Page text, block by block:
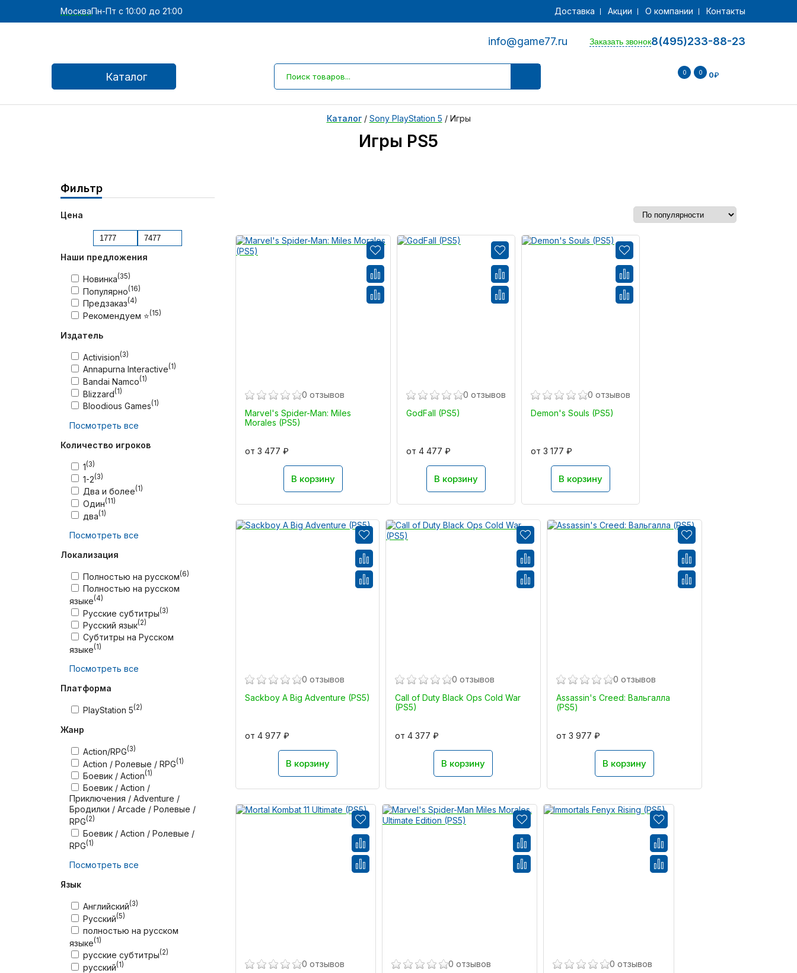
МоскваПн-Пт с 10:00 до 21:00 Доставка Акции О компании Контакты
info@game77.ru 8(495)233-88-23
Заказать звонок
Каталог 0 0 0₽
Каталог/ Sony PlayStation 5 / Игры
Игры PS5
Фильтр
Цена
Наши предложения
Новинка(35)
Популярно(16)
Предзаказ(4)
Рекомендуем ⭐(15)
Издатель
Activision(3)
Annapurna Interactive(1)
Bandai Namco(1)
Blizzard(1)
Bloodious Games(1)
Посмотреть все
Количество игроков
1(3)
1-2(3)
Два и более(1)
Один(11)
два(1)
Посмотреть все
Локализация
Полностью на русском(6)
Полностью на русском
языке(4)
Русские субтитры(3)
Русский язык(2)
Субтитры на Русском
языке(1)
Посмотреть все
Платформа
PlayStation 5(2)
Жанр
Action/RPG(3)
Action / Ролевые / RPG(1)
Боевик / Action(1)
Боевик / Action /
Приключения / Adventure /
Бродилки / Arcade / Ролевые /
RPG(2)
Боевик / Action / Ролевые /
RPG(1)
Посмотреть все
Язык
Английский(3)
Русский(5)
полностью на русском
языке(1)
русские субтитры(2)
русский(1)
0 отзывов
Marvel's Spider-Man: Miles
Morales (PS5)
от 3 477 ₽
В корзину
0 отзывов
GodFall (PS5)
от 4 477 ₽
В корзину
0 отзывов
Demon's Souls (PS5)
от 3 177 ₽
В корзину
0 отзывов
Sackboy A Big Adventure (PS5)
от 4 977 ₽
В корзину
0 отзывов
Call of Duty Black Ops Cold War
(PS5)
от 4 377 ₽
В корзину
0 отзывов
Assassin's Creed: Вальгалла
(PS5)
от 3 977 ₽
В корзину
0 отзывов
0 отзывов
0 отзывов